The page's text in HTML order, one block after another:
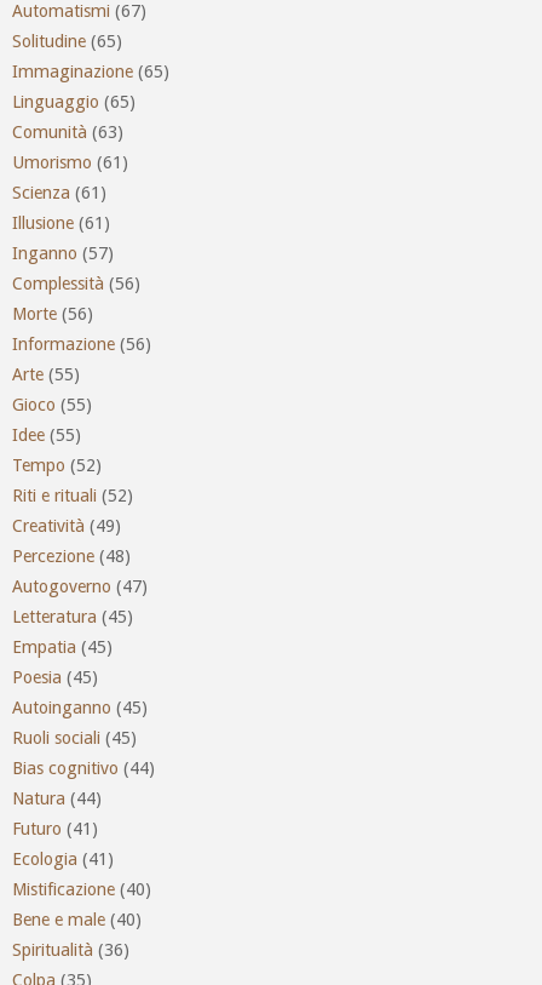
Automatismi (67)
Solitudine (65)
Immaginazione (65)
Linguaggio (65)
Comunità (63)
Umorismo (61)
Scienza (61)
Illusione (61)
Inganno (57)
Complessità (56)
Morte (56)
Informazione (56)
Arte (55)
Gioco (55)
Idee (55)
Tempo (52)
Riti e rituali (52)
Creatività (49)
Percezione (48)
Autogoverno (47)
Letteratura (45)
Empatia (45)
Poesia (45)
Autoinganno (45)
Ruoli sociali (45)
Bias cognitivo (44)
Natura (44)
Futuro (41)
Ecologia (41)
Mistificazione (40)
Bene e male (40)
Spiritualità (36)
Colpa (35)